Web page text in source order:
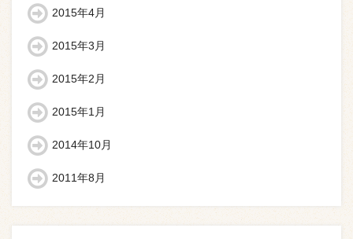
2015年4月
2015年3月
2015年2月
2015年1月
2014年10月
2011年8月